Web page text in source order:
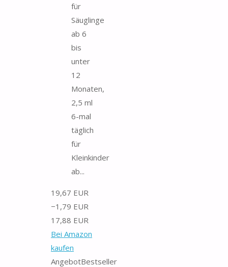
für
Säuglinge
ab 6
bis
unter
12
Monaten,
2,5 ml
6-mal
täglich
für
Kleinkinder
ab...
19,67 EUR
−1,79 EUR
17,88 EUR
Bei Amazon
kaufen
AngebotBestseller